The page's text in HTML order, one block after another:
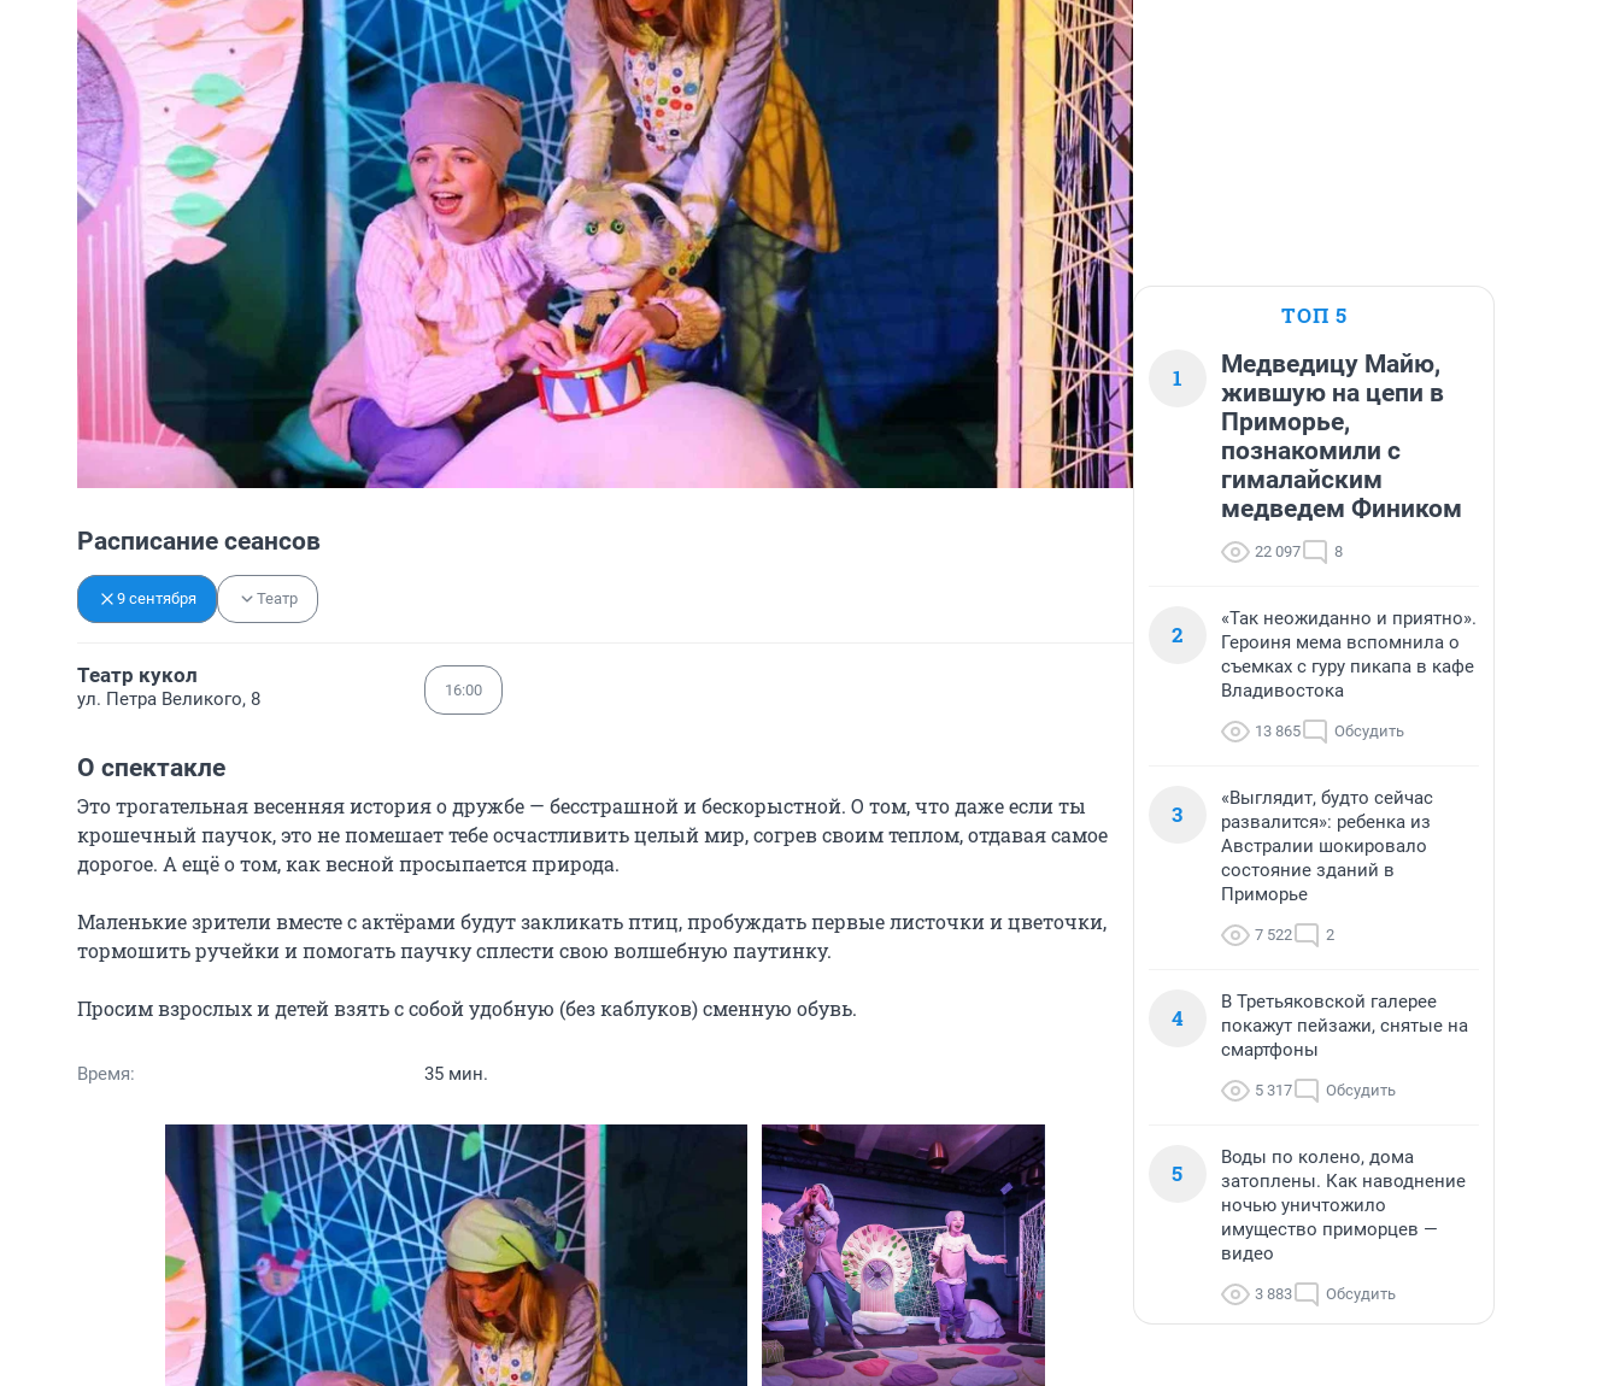
Расписание сеансов
9 сентября Театр
Театр кукол
ул. Петра Великого, 8 16:00
О спектакле
Это трогательная весенняя история о дружбе — бесстрашной и бескорыстной. О том, что даже если ты
крошечный паучок, это не помешает тебе осчастливить целый мир, согрев своим теплом, отдавая самое
дорогое. А ещё о том, как весной просыпается природа.
Маленькие зрители вместе с актёрами будут закликать птиц, пробуждать первые листочки и цветочки,
тормошить ручейки и помогать паучку сплести свою волшебную паутинку.
Просим взрослых и детей взять с собой удобную (без каблуков) сменную обувь.
Время: 35 мин.
ТОП 5
1
Медведицу Майю,
жившую на цепи в
Приморье,
познакомили с
гималайским
медведем Фиником
22 097 8
2
«Так неожиданно и приятно».
Героиня мема вспомнила о
съемках с гуру пикапа в кафе
Владивостока
13 865 Обсудить
3
«Выглядит, будто сейчас
развалится»: ребенка из
Австралии шокировало
состояние зданий в
Приморье
7 522 2
4
В Третьяковской галерее
покажут пейзажи, снятые на
смартфоны
5 317 Обсудить
5
Воды по колено, дома
затоплены. Как наводнение
ночью уничтожило
имущество приморцев —
видео
3 883 Обсудить